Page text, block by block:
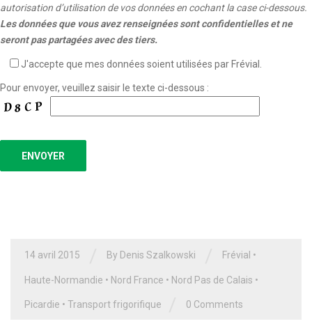
autorisation d’utilisation de vos données en cochant la case ci-dessous.
Les données que vous avez renseignées sont confidentielles et ne
seront pas partagées avec des tiers.
J'accepte que mes données soient utilisées par Frévial.
Pour envoyer, veuillez saisir le texte ci-dessous :
14 avril 2015 By Denis Szalkowski Frévial •
Haute-Normandie • Nord France • Nord Pas de Calais •
Picardie • Transport frigorifique 0 Comments